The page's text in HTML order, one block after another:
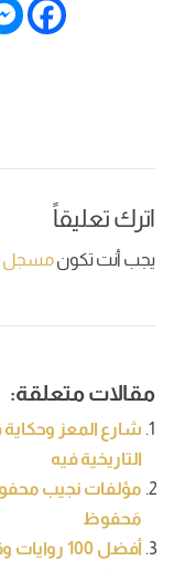
اترك تعليقاً
يجب أنت تكونمسجل
مقالات متعلقة:
شارع المعز
التاريخية فيه
مؤلفات نجيب
مَحفوظ
أفضل 100